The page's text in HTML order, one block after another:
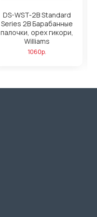
DS-WST-2B Standard
Series 2B Барабанные
палочки, орех гикори,
Williams
1060р.